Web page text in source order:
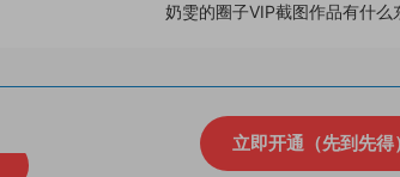
奶雯的圈子VIP截图作品有什么
立即开通（先到先得